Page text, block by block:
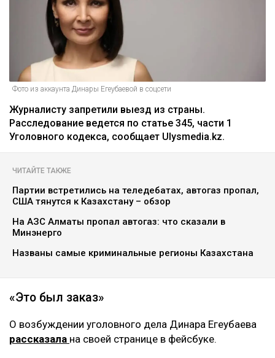
Фото из аккаунта Динары Егеубаевой в соцсети
Журналисту запретили выезд из страны.
Расследование ведется по статье 345, части 1
Уголовного кодекса, сообщает Ulysmedia.kz.
ЧИТАЙТЕ ТАКЖЕ
Партии встретились на теледебатах, автогаз пропал,
США тянутся к Казахстану – обзор
На АЗС Алматы пропал автогаз: что сказали в
Минэнерго
Названы самые криминальные регионы Казахстана
«Это был заказ»
О возбуждении уголовного дела Динара Егеубаева
рассказала на своей странице в фейсбуке.